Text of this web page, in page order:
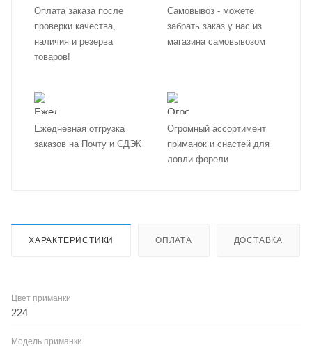
Оплата заказа после
проверки качества,
наличия и резерва
товаров!
Самовывоз - можете
забрать заказ у нас из
магазина самовывозом
Ежедневная отгрузка
заказов на Почту и СДЭК
Огромный ассортимент
приманок и снастей для
ловли форели
ХАРАКТЕРИСТИКИ ОПЛАТА ДОСТАВКА
Цвет приманки
224
Модель приманки